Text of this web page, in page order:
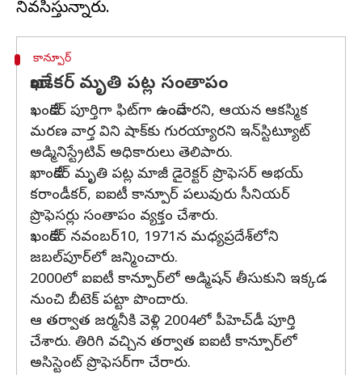
కాన్పూర్
ఖాండేకర్ మృతి పట్ల సంతాపం
ఖండేకర్ పూర్తిగా ఫిట్‌గా ఉండేవారని, ఆయన ఆకస్మిక
మరణ వార్త విని షాక్‌కు గురయ్యారని ఇన్‌స్టిట్యూట్
అడ్మినిస్ట్రేటివ్ అధికారులు తెలిపారు.
ఖాండేకర్ మృతి పట్ల మాజీ డైరెక్టర్ ప్రొఫెసర్ అభయ్
కరాండీకర్, ఐఐటీ కాన్పూర్ పలువురు సీనియర్
ప్రొఫెసర్లు సంతాపం వ్యక్తం చేశారు.
ఖండేకర్ నవంబర్10, 1971న మధ్యప్రదేశ్‌లోని
జబల్‌పూర్‌లో జన్మించారు.
2000లో ఐఐటీ కాన్పూర్‌లో అడ్మిషన్ తీసుకుని ఇక్కడ
నుంచి బీటెక్ పట్టా పొందారు.
ఆ తర్వాత జర్మనీకి వెళ్లి 2004లో పీహెచ్‌డీ పూర్తి
చేశారు. తిరిగి వచ్చిన తర్వాత ఐఐటీ కాన్పూర్‌లో
అసిస్టెంట్ ప్రొఫెసర్‌గా చేరారు.